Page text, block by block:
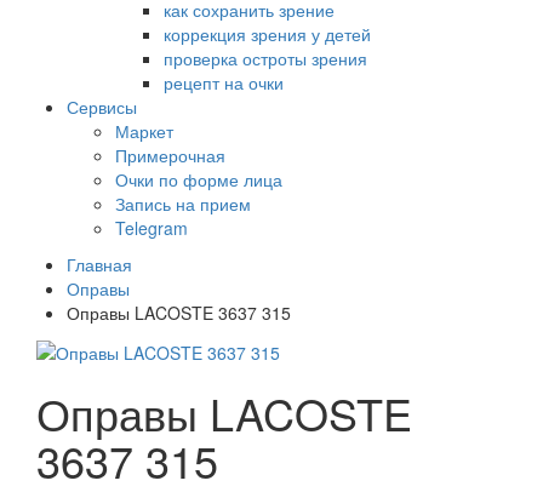
как сохранить зрение
коррекция зрения у детей
проверка остроты зрения
рецепт на очки
Сервисы
Маркет
Примерочная
Очки по форме лица
Запись на прием
Telegram
Главная
Оправы
Оправы LACOSTE 3637 315
Оправы LACOSTE
3637 315